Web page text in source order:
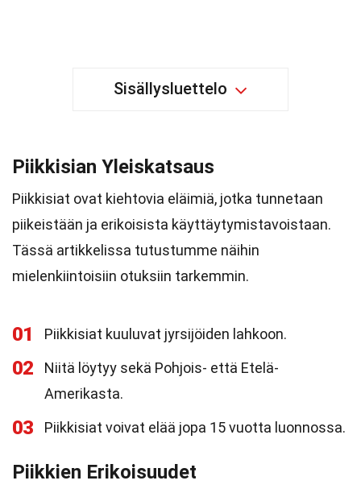
Sisällysluettelo
Piikkisian Yleiskatsaus
Piikkisiat ovat kiehtovia eläimiä, jotka tunnetaan
piikeistään ja erikoisista käyttäytymistavoistaan.
Tässä artikkelissa tutustumme näihin
mielenkiintoisiin otuksiin tarkemmin.
01 Piikkisiat kuuluvat jyrsijöiden lahkoon.
02
Niitä löytyy sekä Pohjois- että Etelä-
Amerikasta.
03 Piikkisiat voivat elää jopa 15 vuotta luonnossa.
Piikkien Erikoisuudet